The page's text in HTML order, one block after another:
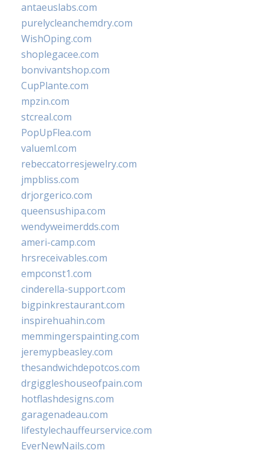
antaeuslabs.com
purelycleanchemdry.com
WishOping.com
shoplegacee.com
bonvivantshop.com
CupPlante.com
mpzin.com
stcreal.com
PopUpFlea.com
valueml.com
rebeccatorresjewelry.com
jmpbliss.com
drjorgerico.com
queensushipa.com
wendyweimerdds.com
ameri-camp.com
hrsreceivables.com
empconst1.com
cinderella-support.com
bigpinkrestaurant.com
inspirehuahin.com
memmingerspainting.com
jeremypbeasley.com
thesandwichdepotcos.com
drgiggleshouseofpain.com
hotflashdesigns.com
garagenadeau.com
lifestylechauffeurservice.com
EverNewNails.com